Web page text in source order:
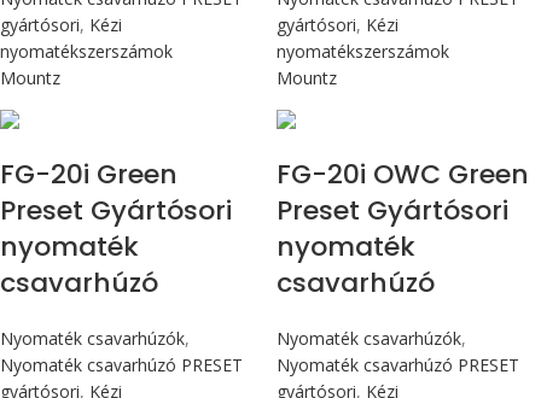
gyártósori, Kézi
nyomatékszerszámok
Mountz
gyártósori, Kézi
nyomatékszerszámok
Mountz
FG-20i Green
Preset Gyártósori
nyomaték
csavarhúzó
Nyomaték csavarhúzók,
Nyomaték csavarhúzó PRESET
gyártósori, Kézi
FG-20i OWC Green
Preset Gyártósori
nyomaték
csavarhúzó
Nyomaték csavarhúzók,
Nyomaték csavarhúzó PRESET
gyártósori, Kézi